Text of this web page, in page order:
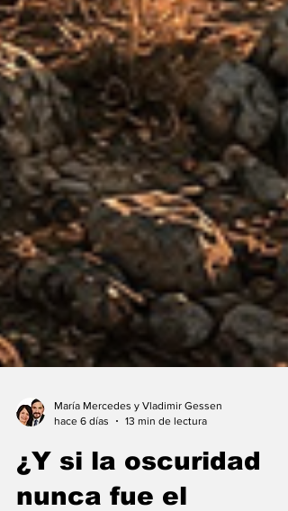
hace 6 días
13 min de lectura
¿Y si la oscuridad